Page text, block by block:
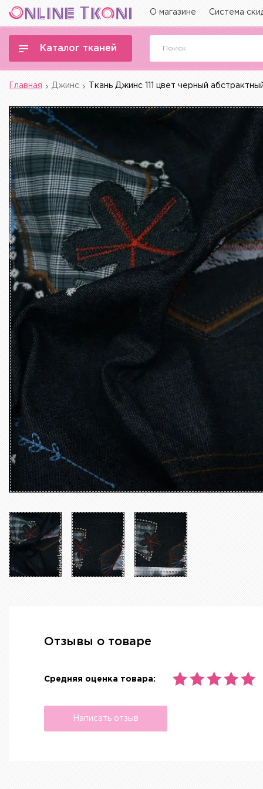
О магазине Система
Каталог тканей
Главная Джинс Ткань Джинс 111 цвет черный
Отзывы о товаре
Средняя оценка товара:
Написать отзыв